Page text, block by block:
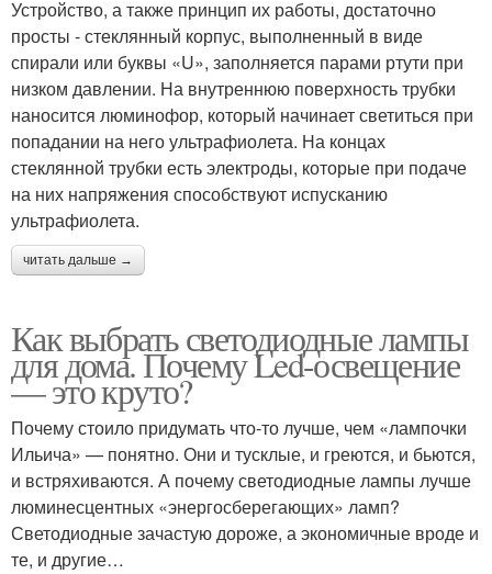
Устройство, а также принцип их работы, достаточно
просты - стеклянный корпус, выполненный в виде
спирали или буквы «U», заполняется парами ртути при
низком давлении. На внутреннюю поверхность трубки
наносится люминофор, который начинает светиться при
попадании на него ультрафиолета. На концах
стеклянной трубки есть электроды, которые при подаче
на них напряжения способствуют испусканию
ультрафиолета.
читать дальше →
Как выбрать светодиодные лампы
для дома. Почему Led-освещение
— это круто?
Почему стоило придумать что-то лучше, чем «лампочки
Ильича» — понятно. Они и тусклые, и греются, и бьются,
и встряхиваются. А почему светодиодные лампы лучше
люминесцентных «энергосберегающих» ламп?
Светодиодные зачастую дороже, а экономичные вроде и
те, и другие…